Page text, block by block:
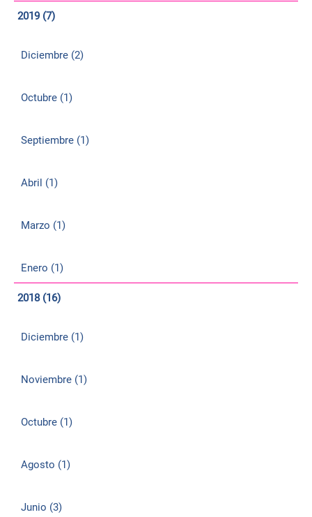
2019 (7)
Diciembre (2)
Octubre (1)
Septiembre (1)
Abril (1)
Marzo (1)
Enero (1)
2018 (16)
Diciembre (1)
Noviembre (1)
Octubre (1)
Agosto (1)
Junio (3)